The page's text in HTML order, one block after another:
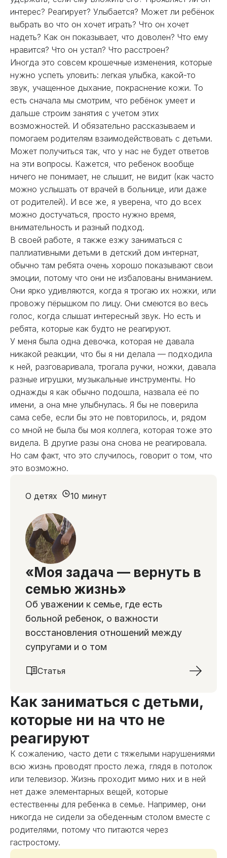
интерес? Реагирует? Улыбается? Может ли ребёнок
выбрать во что он хочет играть? Что он хочет
надеть? Как он показывает, что доволен? Что ему
нравится? Что он устал? Что расстроен?
Иногда это совсем крошечные изменения, которые
нужно успеть уловить: легкая улыбка, какой-то
звук, учащенное дыхание, покраснение кожи. То
есть сначала мы смотрим, что ребёнок умеет и
дальше строим занятия с учетом этих
возможностей. И обязательно рассказываем и
помогаем родителям взаимодействовать с детьми.
Может получиться так, что у нас не будет ответов
на эти вопросы. Кажется, что ребенок вообще
ничего не понимает, не слышит, не видит (как часто
можно услышать от врачей в больнице, или даже
от родителей). И все же, я уверена, что до всех
можно достучаться, просто нужно время,
внимательность и разный подход.
В своей работе, я также езжу заниматься с
паллиативными детьми в детский дом интернат,
обычно там ребята очень хорошо показывают свои
эмоции, потому что они не избалованы вниманием.
Они ярко удивляются, когда я трогаю их ножки, или
провожу пёрышком по лицу. Они смеются во весь
голос, когда слышат интересный звук. Но есть и
ребята, которые как будто не реагируют.
У меня была одна девочка, которая не давала
никакой реакции, что бы я ни делала — подходила
к ней, разговаривала, трогала ручки, ножки, давала
разные игрушки, музыкальные инструменты. Но
однажды я как обычно подошла, назвала её по
имени, а она мне улыбнулась. Я бы не поверила
сама себе, если бы это не повторилось, и, рядом
со мной не была бы моя коллега, которая тоже это
видела. В другие разы она снова не реагировала.
Но сам факт, что это случилось, говорит о том, что
это возможно.
«Моя задача — вернуть в
семью жизнь»
Об уважении к семье, где есть
больной ребенок, о важности
восстановления отношений между
супругами и о том
О детях
Статья
10 минут
Как заниматься с детьми,
которые ни на что не
реагируют
К сожалению, часто дети с тяжелыми нарушениями
всю жизнь проводят просто лежа, глядя в потолок
или телевизор. Жизнь проходит мимо них и в ней
нет даже элементарных вещей, которые
естественны для ребенка в семье. Например, они
никогда не сидели за обеденным столом вместе с
родителями, потому что питаются через
гастростому.